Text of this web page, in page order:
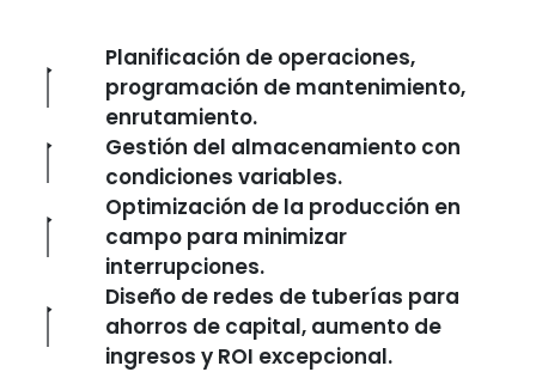
Planificación de operaciones,
programación de mantenimiento,
enrutamiento.
Gestión del almacenamiento con
condiciones variables.
Optimización de la producción en
campo para minimizar
interrupciones.
Diseño de redes de tuberías para
ahorros de capital, aumento de
ingresos y ROI excepcional.